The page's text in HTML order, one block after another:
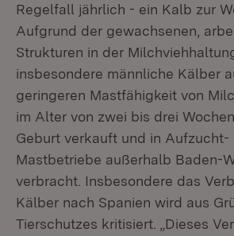
Regelfall jährlich - ein Kalb zur
Aufgrund der gewachsenen,
Strukturen in der
insbesondere männliche Kälber
geringeren Mastfähigkeit von
im Alter von zwei bis drei
Geburt verkauft und in Aufzucht-
Mastbetriebe außerhalb Baden-
verbracht. Insbesondere das
Kälber nach Spanien wird aus
Tierschutzes kritisiert. „Dieses